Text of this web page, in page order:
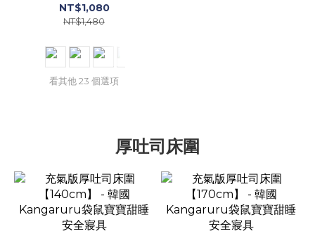
NT$1,080
NT$1,480
看其他 23 個選項
厚吐司床圍